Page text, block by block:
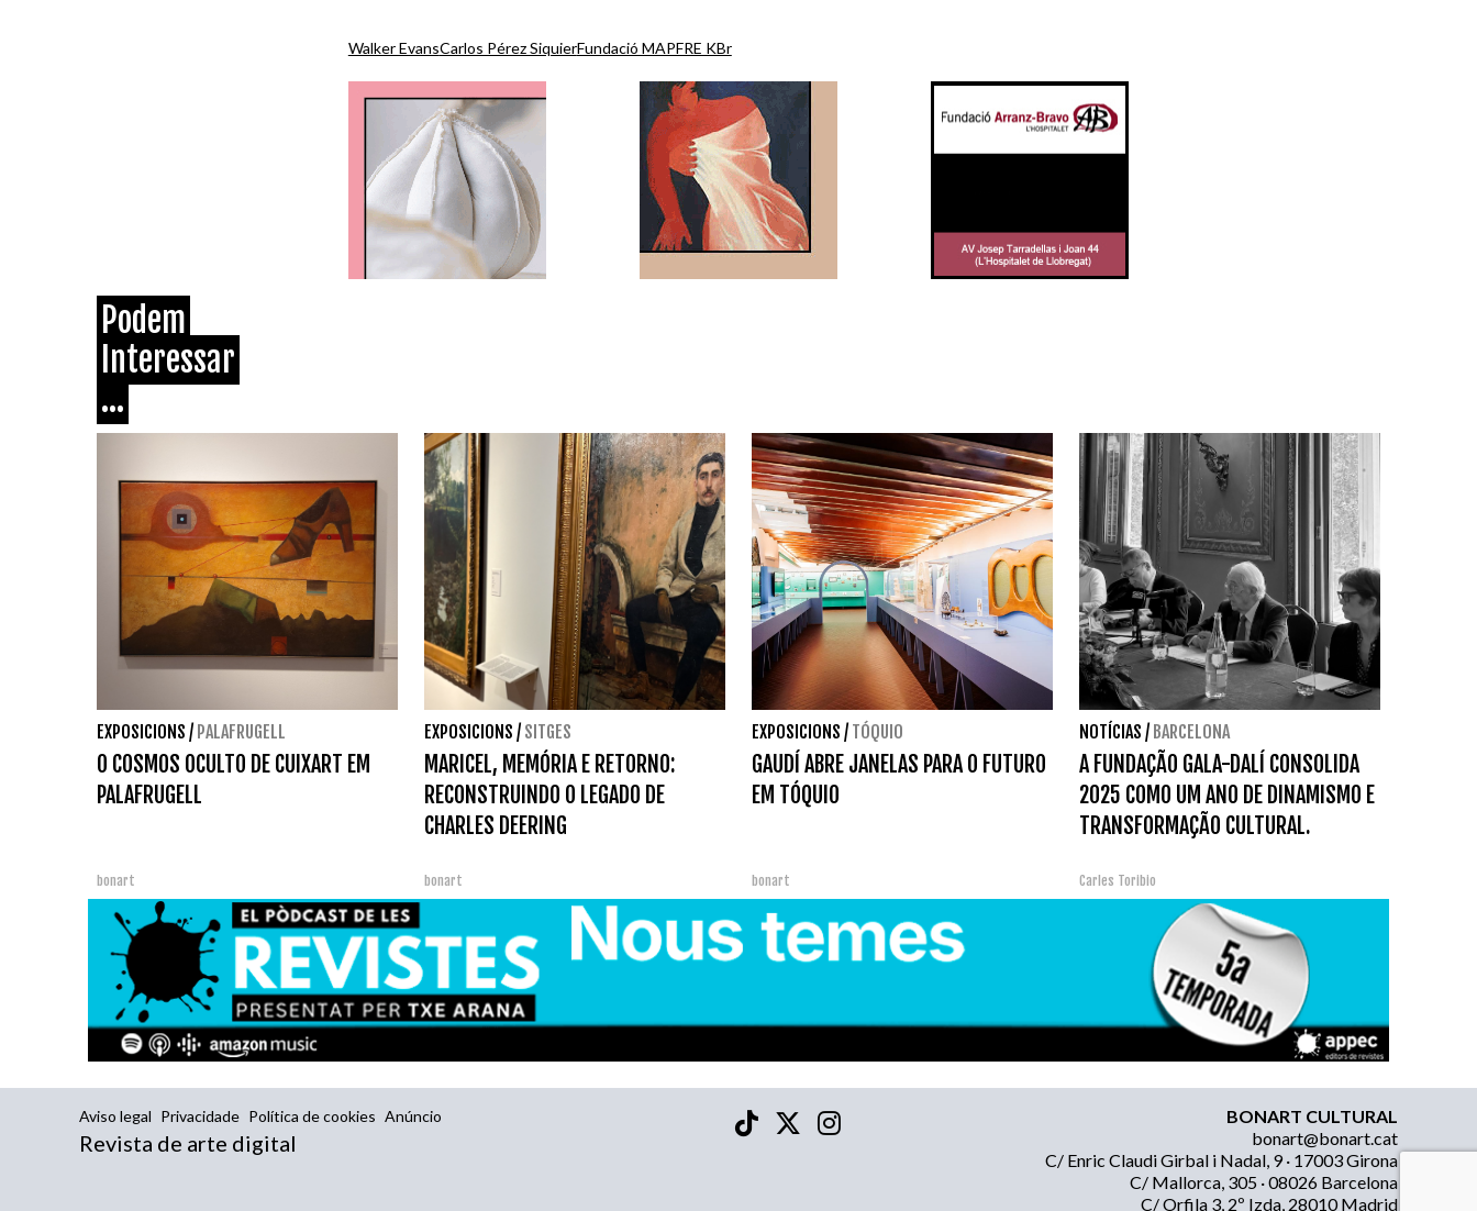
Walker EvansCarlos Pérez SiquierFundació MAPFRE KBr
Podem
Interessar
...
EXPOSICIONS / PALAFRUGELL
O COSMOS OCULTO DE CUIXART EM
PALAFRUGELL
bonart
EXPOSICIONS / SITGES
MARICEL, MEMÓRIA E RETORNO:
RECONSTRUINDO O LEGADO DE
CHARLES DEERING
bonart
EXPOSICIONS / TÓQUIO
GAUDÍ ABRE JANELAS PARA O FUTURO
EM TÓQUIO
bonart
NOTÍCIAS / BARCELONA
A FUNDAÇÃO GALA-DALÍ CONSOLIDA
2025 COMO UM ANO DE DINAMISMO E
TRANSFORMAÇÃO CULTURAL.
Carles Toribio
Aviso legal Privacidade Política de cookies Anúncio
Revista de arte digital
BONART CULTURAL
bonart@bonart.cat
C/ Enric Claudi Girbal i Nadal, 9 · 17003 Girona
C/ Mallorca, 305 · 08026 Barcelona
C/ Orfila 3, 2º Izda, 28010 Madrid